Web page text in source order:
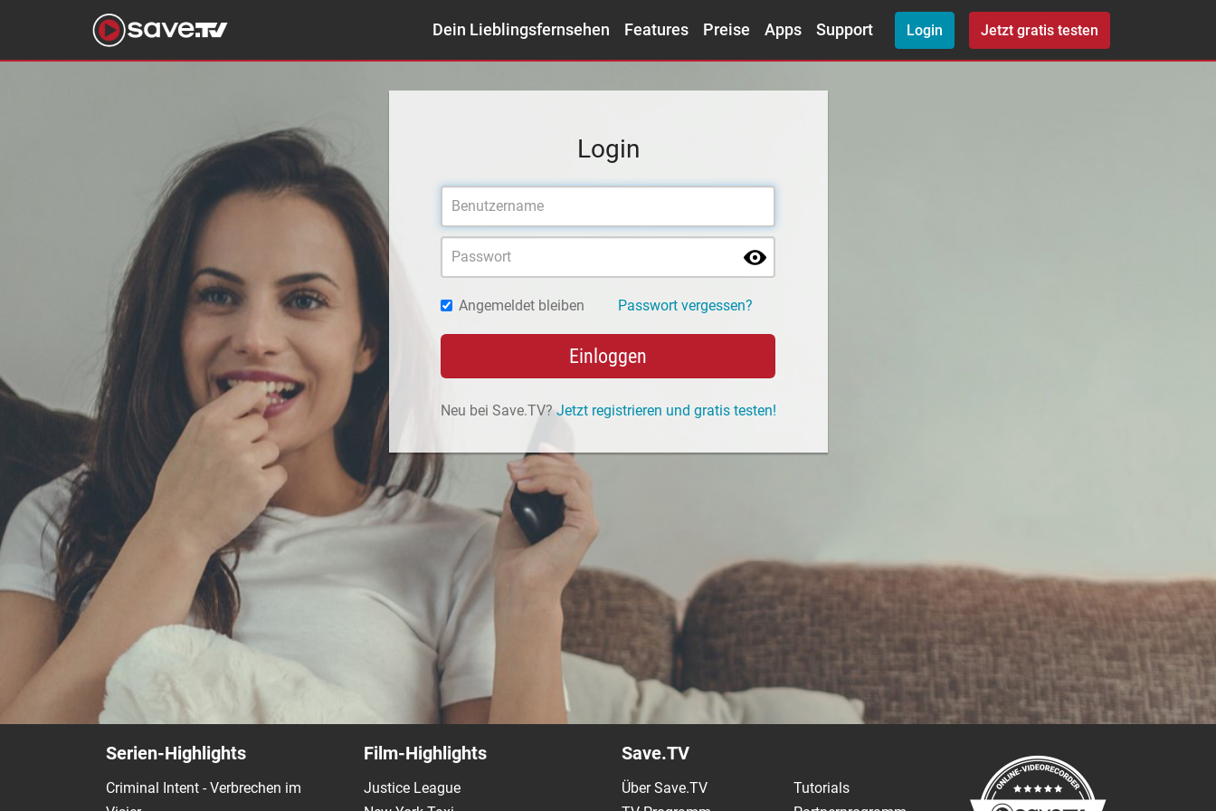
Dein Lieblingsfernsehen Features Preise Apps Support Login Jetzt gratis testen
Login
Angemeldet bleiben Passwort vergessen?
Einloggen
Neu bei Save.TV? Jetzt registrieren und gratis testen!
Serien-Highlights
Criminal Intent - Verbrechen im
Film-Highlights
Justice League
Save.TV
Über Save.TV
Tutorials